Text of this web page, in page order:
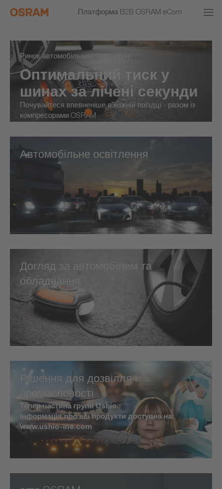
Платформа B2B OSRAM eCom
Ринок автомобільних запчастин
Оптимальний тиск у
шинах за лічені секунди
Почувайтеся впевненіше в кожній поїздці - разом із
компресорами OSRAM
Автомобільне освітлення
Догляд за автомобілем та
обладнання
Рішення для дозвілля і
промисловості
Тепер частина групи Ushio.
Інформація про всі продукти доступна на:
www.ushio-ine.com